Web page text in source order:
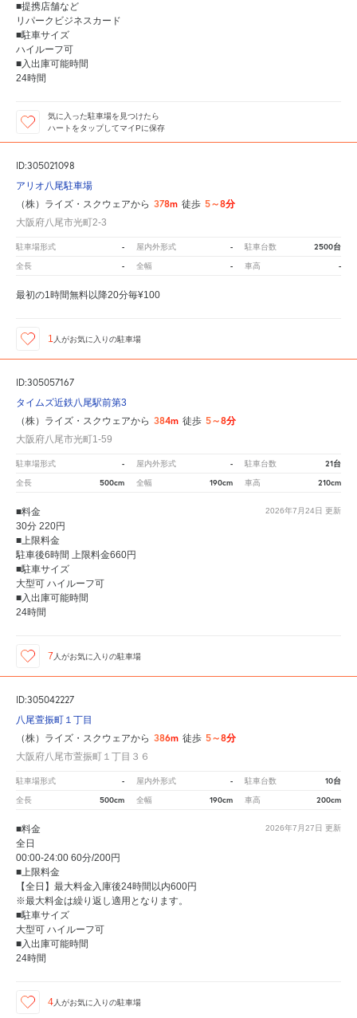
■提携店舗など
リパークビジネスカード
■駐車サイズ
ハイルーフ可
■入出庫可能時間
24時間
気に入った駐車場を見つけたら
ハートをタップしてマイPに保存
ID:305021098
アリオ八尾駐車場
（株）ライズ・スクウェアから 378m 徒歩 5～8分
大阪府八尾市光町2-3
駐車場形式 - 屋内外形式 - 駐車台数 2500台
全長 - 全幅 - 車高 -
最初の1時間無料以降20分毎¥100
1 人がお気に入りの駐車場
ID:305057167
タイムズ近鉄八尾駅前第3
（株）ライズ・スクウェアから 384m 徒歩 5～8分
大阪府八尾市光町1-59
駐車場形式 - 屋内外形式 - 駐車台数 21台
全長 500cm 全幅 190cm 車高 210cm
2026年7月24日 更新
■料金
30分 220円
■上限料金
駐車後6時間 上限料金660円
■駐車サイズ
大型可 ハイルーフ可
■入出庫可能時間
24時間
7 人がお気に入りの駐車場
ID:305042227
八尾萱振町１丁目
（株）ライズ・スクウェアから 386m 徒歩 5～8分
大阪府八尾市萱振町１丁目３６
駐車場形式 - 屋内外形式 - 駐車台数 10台
全長 500cm 全幅 190cm 車高 200cm
2026年7月27日 更新
■料金
全日
00:00-24:00 60分/200円
■上限料金
【全日】最大料金入庫後24時間以内600円
※最大料金は繰り返し適用となります。
■駐車サイズ
大型可 ハイルーフ可
■入出庫可能時間
24時間
4人がお気に入りの駐車場